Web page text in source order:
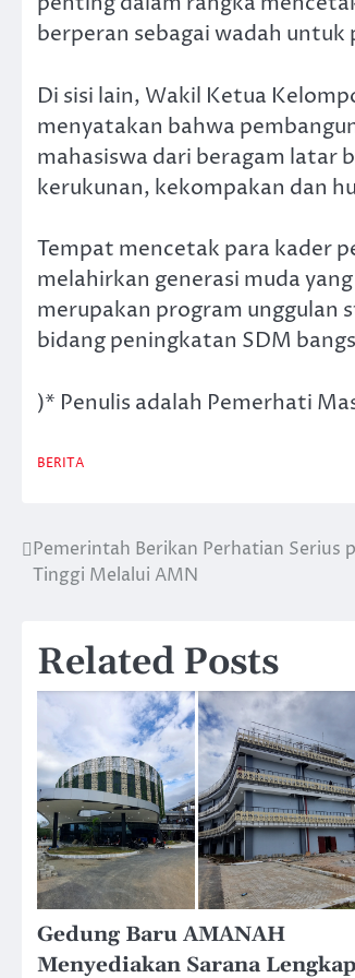
berperan sebagai wadah
Di sisi lain, Wakil Ketua
menyatakan bahwa
mahasiswa dari beragam latar
kerukunan, kekompakan dan
Tempat mencetak para kader
melahirkan generasi muda
merupakan program unggulan
bidang peningkatan SDM
)* Penulis adalah Pemerhati
BERITA
Post
navigation
Pemerintah Berikan Perhatian Serius
Tinggi Melalui AMN
Related Posts
Gedung Baru AMANAH
Menyediakan Sarana Lengkap